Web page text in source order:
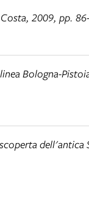
2009, pp.
Bologna-
dell'antica